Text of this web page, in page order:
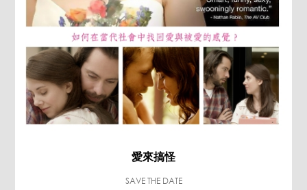
愛來搞怪
SAVE THE DATE